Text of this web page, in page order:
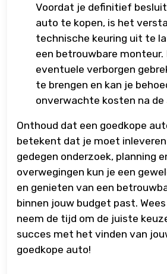
Voordat je definitief
auto te kopen, is het
technische keuring uit te
een betrouwbare
eventuele verborgen
te brengen en kan je
onverwachte kosten na de
Onthoud dat een goedkope
betekent dat je moet
gedegen onderzoek, planning
overwegingen kun je een
en genieten van een
binnen jouw budget past.
neem de tijd om de juiste
succes met het vinden van
goedkope auto!